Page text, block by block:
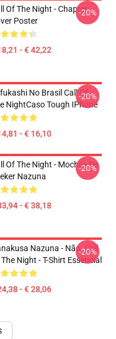
Of The Night - Chapter
Poster
- € 42,22
-20%
No Brasil Call Of
NightCaso Tough IPhone
- € 16,10
-20%
Of The Night - Mochila De
Nazuna
- € 38,18
-20%
Nazuna - Não. Call
Night - T-Shirt Essencial
- € 28,06
-20%